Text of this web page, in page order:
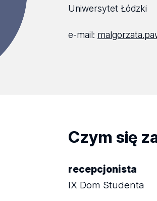
Uniwersytet Łódzki
e-mail:
Czym się
recepcjonista
IX Dom Studenta